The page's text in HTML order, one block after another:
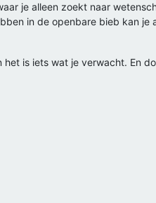
je alleen zoekt naar
in de openbare bieb kan je
is iets wat je verwacht. En